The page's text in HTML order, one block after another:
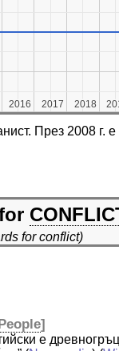
2016
2016 2017
2017 2018
2018
През 2008 г.
for conflict)
]
е